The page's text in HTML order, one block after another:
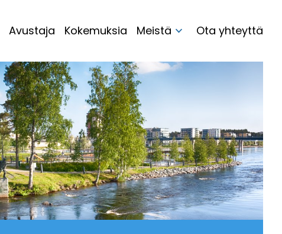
Avustaja Kokemuksia Meistä Ota yhteyttä